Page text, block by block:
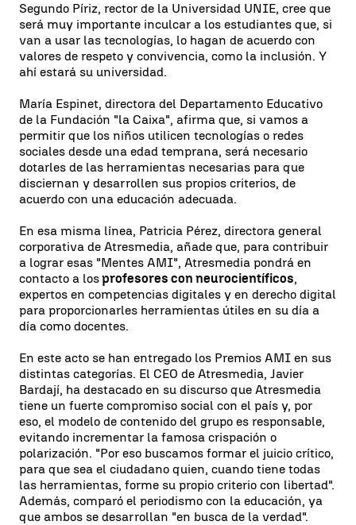
Segundo Píriz, rector de la Universidad UNIE, cree que
será muy importante inculcar a los estudiantes que, si
van a usar las tecnologías, lo hagan de acuerdo con
valores de respeto y convivencia, como la inclusión. Y
ahí estará su universidad.
María Espinet, directora del Departamento Educativo
de la Fundación "la Caixa", afirma que, si vamos a
permitir que los niños utilicen tecnologías o redes
sociales desde una edad temprana, será necesario
dotarles de las herramientas necesarias para que
disciernan y desarrollen sus propios criterios, de
acuerdo con una educación adecuada.
En esa misma línea, Patricia Pérez, directora general
corporativa de Atresmedia, añade que, para contribuir
a lograr esas "Mentes AMI", Atresmedia pondrá en
contacto a losprofesores con neurocientíficos,
expertos en competencias digitales y en derecho digital
para proporcionarles herramientas útiles en su día a
día como docentes.
En este acto se han entregado los Premios AMI en sus
distintas categorías. El CEO de Atresmedia, Javier
Bardají, ha destacado en su discurso que Atresmedia
tiene un fuerte compromiso social con el país y, por
eso, el modelo de contenido del grupo es responsable,
evitando incrementar la famosa crispación o
polarización. "Por eso buscamos formar el juicio crítico,
para que sea el ciudadano quien, cuando tiene todas
las herramientas, forme su propio criterio con libertad".
Además, comparó el periodismo con la educación, ya
que ambos se desarrollan "en busca de la verdad".